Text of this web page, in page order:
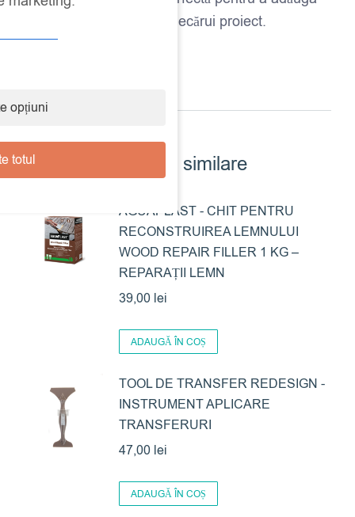
un plus de lux și magie fiecărui proiect.
Produse similare
AGUAPLAST - CHIT PENTRU
RECONSTRUIREA LEMNULUI
WOOD REPAIR FILLER 1 KG –
REPARAȚII LEMN
39,00 lei
ADAUGĂ ÎN COȘ
TOOL DE TRANSFER REDESIGN -
INSTRUMENT APLICARE
TRANSFERURI
47,00 lei
ADAUGĂ ÎN COȘ
opțiuni
totul